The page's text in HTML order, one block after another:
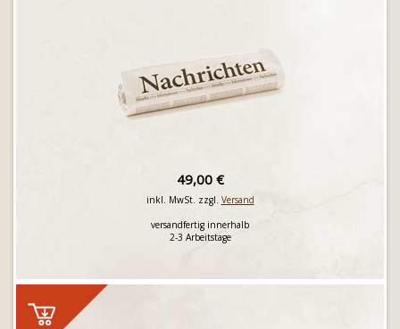
49,00 €
inkl. MwSt. zzgl. Versand
versandfertig innerhalb
2-3 Arbeitstage